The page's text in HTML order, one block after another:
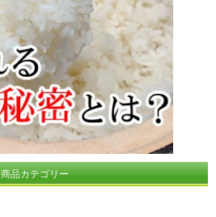
商品カテゴリー